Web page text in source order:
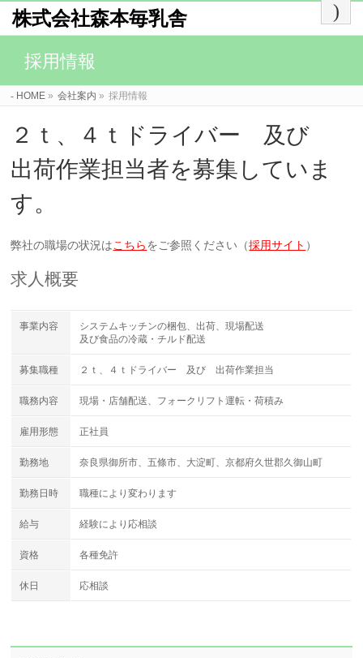
株式会社森本毎乳舎
採用情報
HOME » 会社案内 » 採用情報
２ｔ、４ｔドライバー 及び
出荷作業担当者を募集していま
す。
弊社の職場の状況はこちらをご参照ください（採用サイト ）
求人概要
事業内容
システムキッチンの梱包、出荷、現場配送
及び食品の冷蔵・チルド配送
募集職種 ２ｔ、４ｔドライバー 及び 出荷作業担当
職務内容 現場・店舗配送、フォークリフト運転・荷積み
雇用形態 正社員
勤務地 奈良県御所市、五條市、大淀町、京都府久世郡久御山町
勤務日時 職種により変わります
給与 経験により応相談
資格 各種免許
休日 応相談